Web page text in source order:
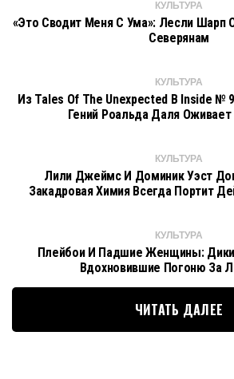
КУЛЬТУРА
«Это Сводит Меня С Ума»: Лесли Шарп
Северянам
КУЛЬТУРА
Из Tales Of The Unexpected В Inside №
Гений Роальда Даля
КУЛЬТУРА
Лили Джеймс И Доминик Уэст
Закадровая Химия Всегда Портит
КУЛЬТУРА
Плейбои И Падшие Женщины:
Вдохновившие Погоню За
ЧИТАТЬ ДАЛЕЕ